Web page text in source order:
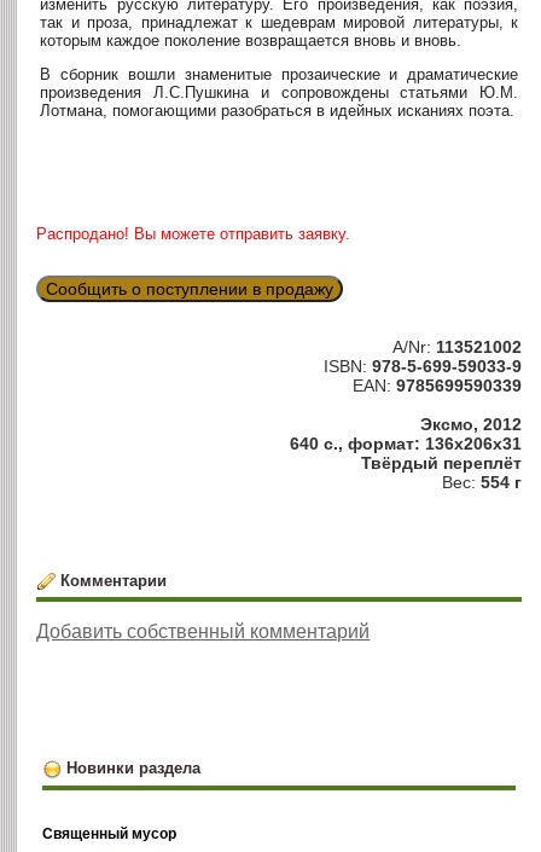
изменить русскую литературу. Его произведения, как поэзия,
так и проза, принадлежат к шедеврам мировой литературы, к
которым каждое поколение возвращается вновь и вновь.
В сборник вошли знаменитые прозаические и драматические
произведения Л.С.Пушкина и сопровождены статьями Ю.М.
Лотмана, помогающими разобраться в идейных исканиях поэта.
Распродано! Вы можете отправить заявку.
Сообщить о поступлении в продажу
A/Nr: 113521002
ISBN: 978-5-699-59033-9
EAN: 9785699590339
Эксмо, 2012
640 с., формат: 136x206x31
Твёрдый переплёт
Вес: 554 г
Комментарии
Добавить собственный комментарий
Новинки раздела
Священный мусор